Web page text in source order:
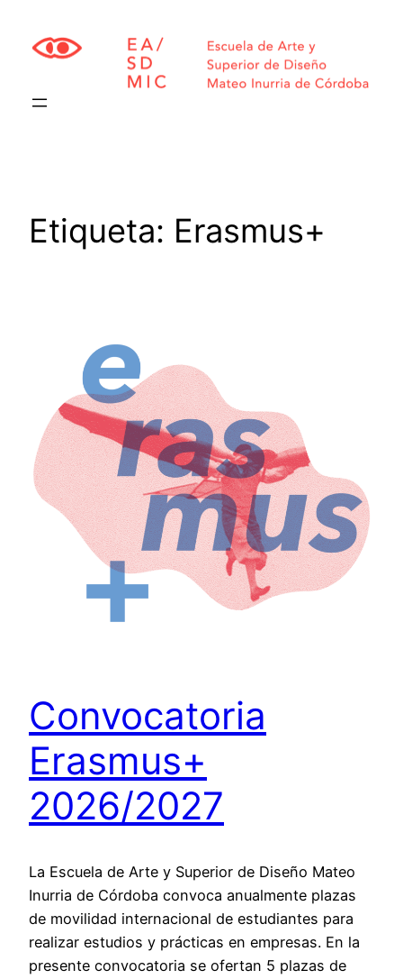
contenido
Etiqueta: Erasmus+
Convocatoria
Erasmus+
2026/2027
La Escuela de Arte y Superior de Diseño Mateo
Inurria de Córdoba convoca anualmente plazas
de movilidad internacional de estudiantes para
realizar estudios y prácticas en empresas. En la
presente convocatoria se ofertan 5 plazas de